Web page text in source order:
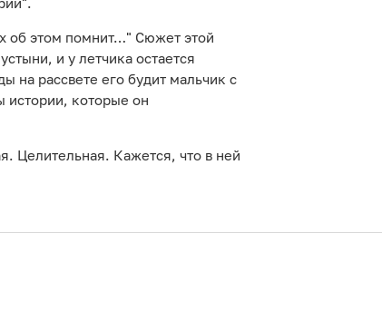
об этом помнит…" Cюжет этой
и у летчика остается
на рассвете его будит мальчик с
истории, которые он
Целительная. Кажется, что в ней